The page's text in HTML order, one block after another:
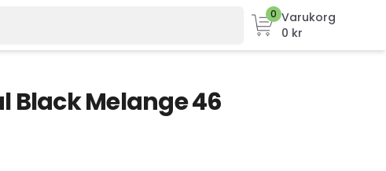
0 Varukorg
0 kr
Black Melange 46